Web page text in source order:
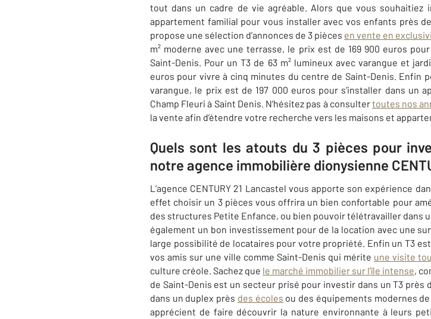
tout dans un cadre de vie agréable. Alors que vous
appartement familial pour vous installer avec vos enfants près
propose une sélection d’annonces de 3 pièces en vente en
m² moderne avec une terrasse, le prix est de 169 900 euros
Saint-Denis. Pour un T3 de 63 m² lumineux avec varangue et
euros pour vivre à cinq minutes du centre de Saint-Denis. Enfin
varangue, le prix est de 197 000 euros pour s’installer dans un
Champ Fleuri à Saint Denis. N’hésitez pas à consultertoutes nos
la vente afin d’étendre votre recherche vers les maisons et
Quels sont les atouts du 3 pièces pour
notre agence immobilière dionysienne
L’agence CENTURY 21 Lancastel vous apporte son expérience
effet choisir un 3 pièces vous offrira un bien confortable pour
des structures Petite Enfance, ou bien pouvoir télétravailler dans
également un bon investissement pour de la location avec une
large possibilité de locataires pour votre propriété. Enfin un T3
vos amis sur une ville comme Saint-Denis qui mérite une visite
culture créole. Sachez que le marché immobilier sur l’île intense,
de Saint-Denis est un secteur prisé pour investir dans un T3 près
dans un duplex près des écoles ou des équipements modernes
apprécient de faire découvrir la nature environnante à leurs